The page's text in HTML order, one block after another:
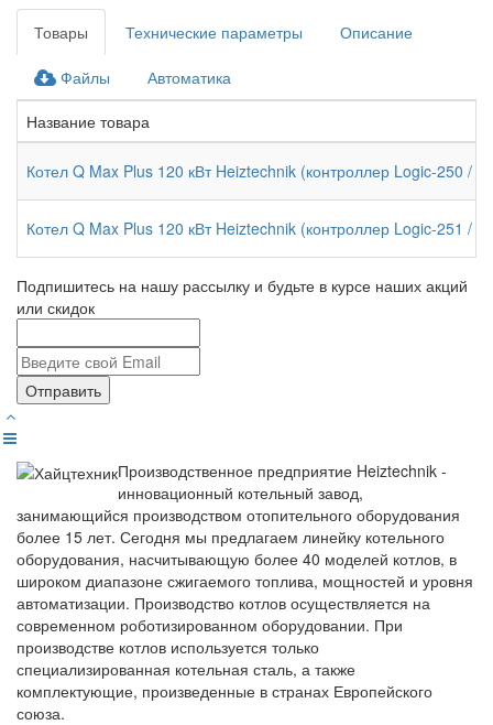
Товары Технические параметры Описание
Файлы
Автоматика
Название товара
Котел Q Max Plus 120 кВт Heiztechnik (контроллер Logic-250 /
Котел Q Max Plus 120 кВт Heiztechnik (контроллер Logic-251 /
Подпишитесь на нашу рассылку и будьте в курсе наших акций
или скидок
Отправить
Производственное предприятие Heiztechnik -
инновационный котельный завод,
занимающийся производством отопительного оборудования
более 15 лет. Сегодня мы предлагаем линейку котельного
оборудования, насчитывающую более 40 моделей котлов, в
широком диапазоне сжигаемого топлива, мощностей и уровня
автоматизации. Производство котлов осуществляется на
современном роботизированном оборудовании. При
производстве котлов используется только
специализированная котельная сталь, а также
комплектующие, произведенные в странах Европейского
союза.